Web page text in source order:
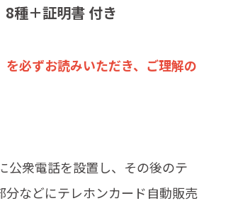
種＋証明書 付き
必ずお読みいただき、ご理解の
公衆電話を設置し、その後のテ
などにテレホンカード自動販売